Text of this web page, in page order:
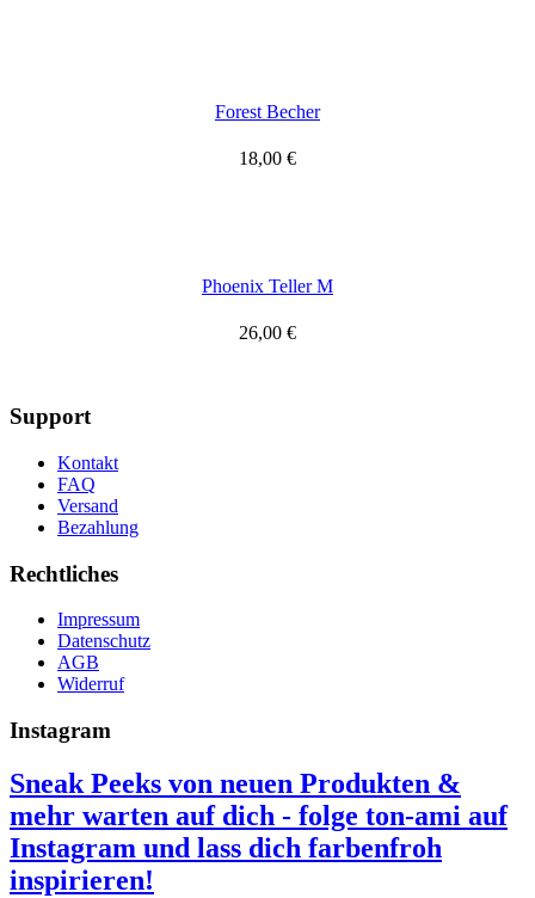
Forest Becher
18,00 €
Phoenix Teller M
26,00 €
Support
Kontakt
FAQ
Versand
Bezahlung
Rechtliches
Impressum
Datenschutz
AGB
Widerruf
Instagram
Sneak Peeks von neuen Produkten &
mehr warten auf dich - folge ton-ami auf
Instagram und lass dich farbenfroh
inspirieren!